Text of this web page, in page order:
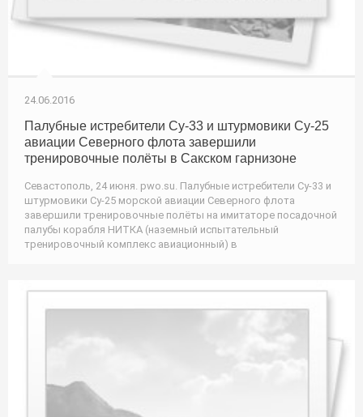
24.06.2016
Палубные истребители Су-33 и штурмовики Су-25
авиации Северного флота завершили
тренировочные полёты в Сакском гарнизоне
Севастополь, 24 июня. pwo.su. Палубные истребители Су-33 и
штурмовики Су-25 морской авиации Северного флота
завершили тренировочные полёты на имитаторе посадочной
палубы корабля НИТКА (наземный испытательный
тренировочный комплекс авиационный) в